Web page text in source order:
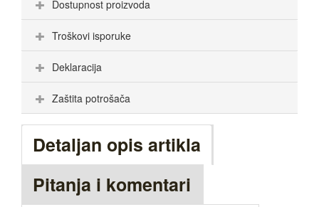
Dostupnost proizvoda
Troškovi isporuke
Deklaracija
Zaštita potrošača
Detaljan opis artikla
Pitanja i komentari